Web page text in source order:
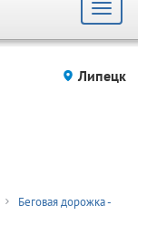
Toggle
Липецк
Беговая дорожка -